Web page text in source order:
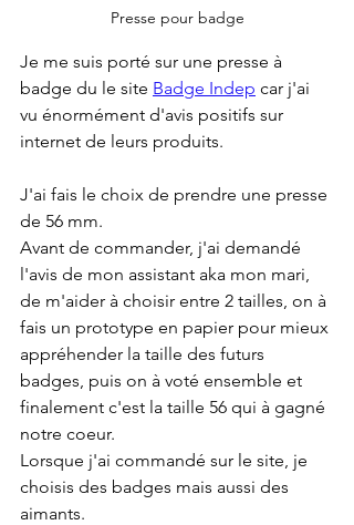
Presse pour badge
Je me suis porté sur une presse à
badge du le site Badge Indep car j'ai
vu énormément d'avis positifs sur
internet de leurs produits.
J'ai fais le choix de prendre une presse
de 56 mm.
Avant de commander, j'ai demandé
l'avis de mon assistant aka mon mari,
de m'aider à choisir entre 2 tailles, on à
fais un prototype en papier pour mieux
appréhender la taille des futurs
badges, puis on à voté ensemble et
finalement c'est la taille 56 qui à gagné
notre coeur.
Lorsque j'ai commandé sur le site, je
choisis des badges mais aussi des
aimants.